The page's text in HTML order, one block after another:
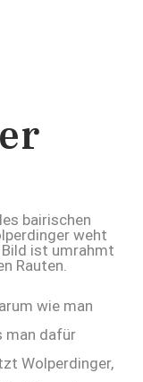
wie man
man dafür
Wolperdinger,